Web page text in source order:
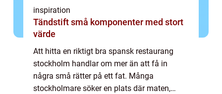
inspiration
Tändstift små komponenter med stort
värde
Att hitta en riktigt bra spansk restaurang
stockholm handlar om mer än att få in
några små rätter på ett fat. Många
stockholmare söker en plats där maten,